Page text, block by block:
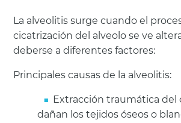
La alveolitis surge cuando el
cicatrización del alveolo se ve
deberse a diferentes factores:
Principales causas de la alveolitis:
Extracción traumática del
dañan los tejidos óseos o